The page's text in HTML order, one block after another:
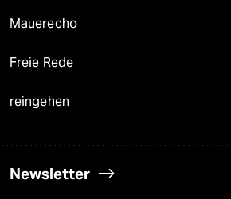
Mauerecho
Freie Rede
reingehen
Newsletter